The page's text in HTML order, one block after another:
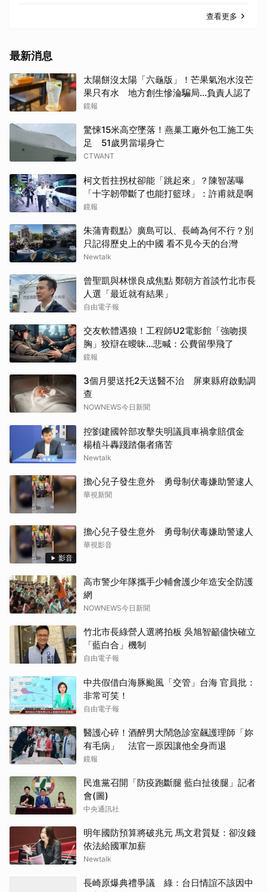
查看更多
最新消息
太陽餅沒太陽「六龜版」！芒果氣泡水沒芒
果只有水 地方創生慘淪騙局...負責人認了
鏡報
驚悚15米高空墜落！燕巢工廠外包工施工失
足 51歲男當場身亡
CTWANT
柯文哲拄拐杖卻能「跳起來」？陳智菡曝
「十字韌帶斷了也能打籃球」：許甫就是啊
鏡報
朱蒲青觀點》廣島可以、長崎為何不行？別
只記得歷史上的中國 看不見今天的台灣
Newtalk
曾聖凱與林憬良成焦點 鄭朝方首談竹北市長
人選「最近就有結果」
自由電子報
交友軟體遇狼！工程師U2電影館「強吻摸
胸」狡辯在曖昧...悲喊：公費留學飛了
鏡報
3個月嬰送托2天送醫不治 屏東縣府啟動調
查
NOWNEWS今日新聞
控劉建國幹部攻擊失明議員車禍拿賠償金
楊植斗轟踐踏傷者痛苦
Newtalk
擔心兒子發生意外 勇母制伏毒嫌助警逮人
華視新聞
影音
擔心兒子發生意外 勇母制伏毒嫌助警逮人
華視影音
高市警少年隊攜手少輔會護少年造安全防護
網
NOWNEWS今日新聞
竹北市長綠營人選將拍板 吳旭智籲儘快確立
「藍白合」機制
自由電子報
中共假借白海豚颱風「交管」台海 官員批：
非常可笑！
自由電子報
醫護心碎！酒醉男大鬧急診室飆護理師「妳
有毛病」 法官一原因讓他全身而退
鏡報
民進黨召開「防疫跑斷腿 藍白扯後腿」記者
會(圖)
中央通訊社
明年國防預算將破兆元 馬文君質疑：卻沒錢
依法給國軍加薪
Newtalk
長崎原爆典禮爭議 綠：台日情誼不該因中